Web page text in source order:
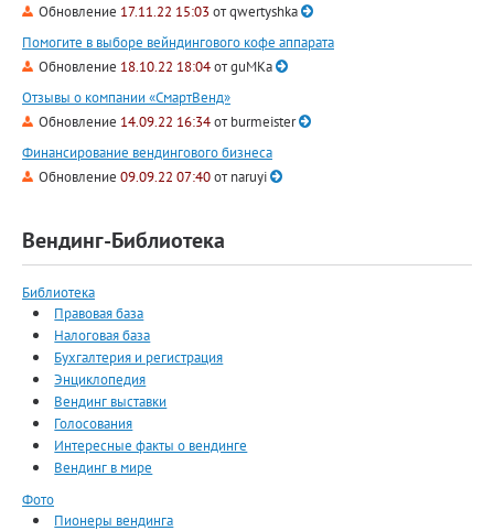
Обновление 17.11.22 15:03 отqwertyshka
Помогите в выборе вейндингового кофе аппарата
Обновление 18.10.22 18:04отguMKa
Отзывы о компании «СмартВенд»
Обновление 14.09.22 16:34отburmeister
Финансирование вендингового бизнеса
Обновление 09.09.22 07:40отnaruyi
Вендинг-Библиотека
Библиотека
Правовая база
Налоговая база
Бухгалтерия и регистрация
Энциклопедия
Вендинг выставки
Голосования
Интересные факты о вендинге
Вендинг в мире
Фото
Пионеры вендинга